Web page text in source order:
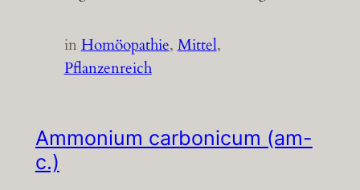
inHomöopathie, Mittel
Pflanzenreich
Ammonium carbonicum (am-
c.)